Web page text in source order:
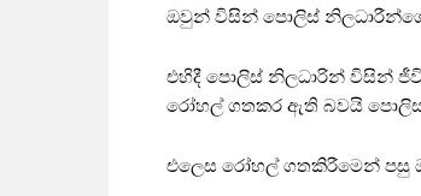
ඔවුන් විසින් පොලිස් නිලධාරීන්ගේ
එහිදී පොලිස් නිලධාරින් විසින්
රෝහල් ගතකර ඇති බවයි පොලිස්
එලෙස රෝහල් ගතකිරීමෙන් පසු